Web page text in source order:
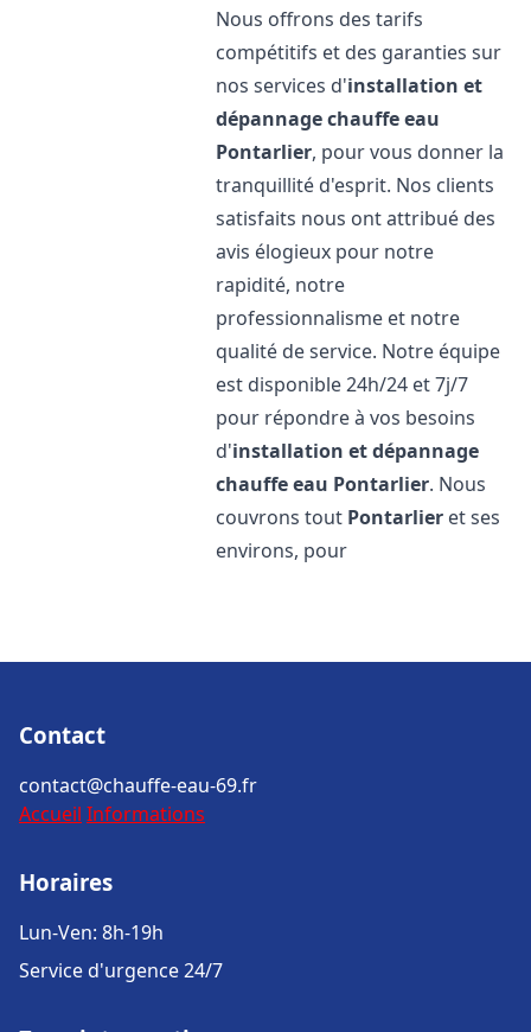
Nous offrons des tarifs
compétitifs et des garanties sur
nos services d'installation et
dépannage chauffe eau
Pontarlier, pour vous donner la
tranquillité d'esprit. Nos clients
satisfaits nous ont attribué des
avis élogieux pour notre
rapidité, notre
professionnalisme et notre
qualité de service. Notre équipe
est disponible 24h/24 et 7j/7
pour répondre à vos besoins
d'installation et dépannage
chauffe eau Pontarlier. Nous
couvrons tout Pontarlier et ses
environs, pour
Contact
contact@chauffe-eau-69.fr
Accueil Informations
Horaires
Lun-Ven: 8h-19h
Service d'urgence 24/7